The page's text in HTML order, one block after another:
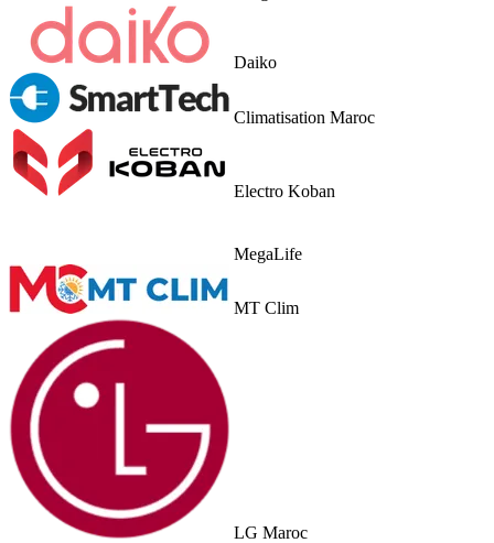
Daiko
Climatisation Maroc
Electro Koban
MegaLife
MT Clim
LG Maroc